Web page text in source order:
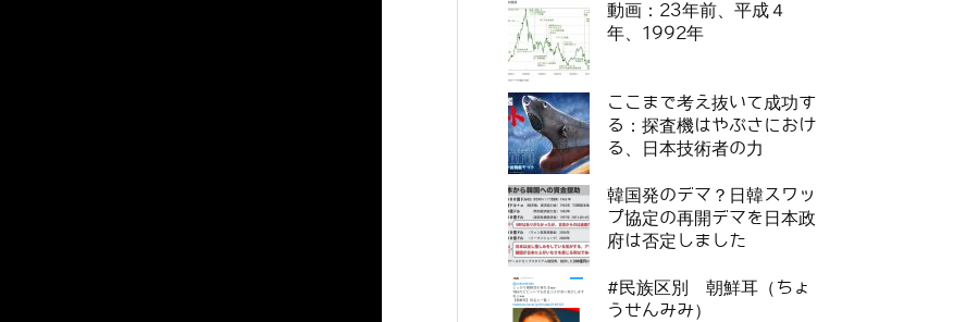
動画：23年前、平成４
年、1992年
ここまで考え抜いて成功す
る：探査機はやぶさにおけ
る、日本技術者の力
韓国発のデマ？日韓スワッ
プ協定の再開デマを日本政
府は否定しました
#民族区別 朝鮮耳（ちょ
うせんみみ）